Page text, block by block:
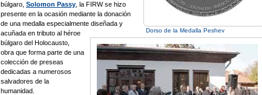
Dorso de la Medalla Peshev
búlgaro, Solomon Passy , la FIRW se hizo
presente en la ocasión mediante la donación
de una medalla especialmente diseñada y
acuñada en tributo al héroe
búlgaro del Holocausto,
obra que forma parte de una
colección de preseas
dedicadas a numerosos
salvadores de la
humanidad.